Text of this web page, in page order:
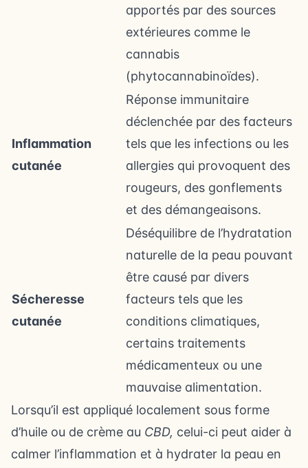
apportés par des sources
extérieures comme le
cannabis
(phytocannabinoïdes).
Inflammation
cutanée
Réponse immunitaire
déclenchée par des facteurs
tels que les infections ou les
allergies qui provoquent des
rougeurs, des gonflements
et des démangeaisons.
Sécheresse
cutanée
Déséquilibre de l’hydratation
naturelle de la peau pouvant
être causé par divers
facteurs tels que les
conditions climatiques,
certains traitements
médicamenteux ou une
mauvaise alimentation.
Lorsqu’il est appliqué localement sous forme
d’huile ou de crème au CBD, celui-ci peut aider à
calmer l’inflammation et à hydrater la peau en